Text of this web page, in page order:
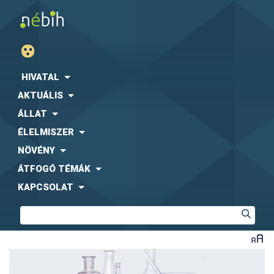
HIVATAL
AKTUÁLIS
ÁLLAT
ÉLELMISZER
NÖVÉNY
ÁTFOGÓ TÉMÁK
KAPCSOLAT